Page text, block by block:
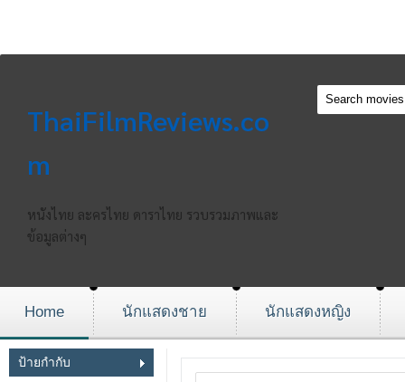
ThaiFilmReviews.co
m
หนังไทย ละครไทย ดาราไทย รวบรวมภาพและ
ข้อมูลต่างๆ
Home นักแสดงชาย นักแสดงหญิง
ป้ายกำกับ